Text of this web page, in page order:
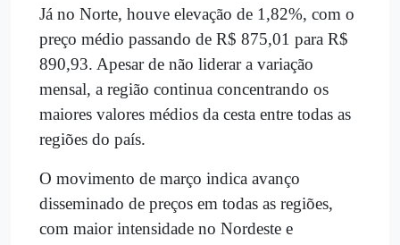
Já no Norte, houve elevação de 1,82%, com o
preço médio passando de R$ 875,01 para R$
890,93. Apesar de não liderar a variação
mensal, a região continua concentrando os
maiores valores médios da cesta entre todas as
regiões do país.
O movimento de março indica avanço
disseminado de preços em todas as regiões,
com maior intensidade no Nordeste e